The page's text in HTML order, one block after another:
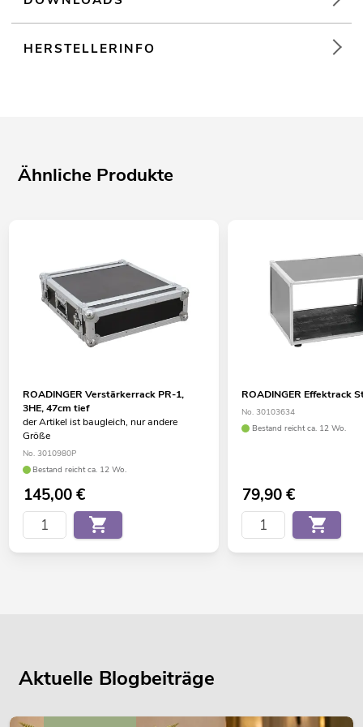
HERSTELLERINFO
Ähnliche Produkte
ROADINGER Verstärkerrack PR-1,
3HE, 47cm tief
der Artikel ist baugleich, nur andere
Größe
No. 3010980P
Bestand reicht ca. 12 Wo.
145,00€
ROADINGER Effektrack
No. 30103634
Bestand reicht ca. 12 Wo.
79,90€
Aktuelle Blogbeiträge